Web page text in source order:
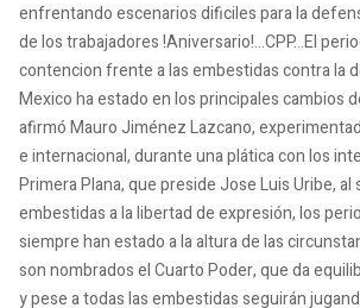
enfrentando escenarios dificiles para la
de los trabajadores !Aniversario!...CPP...El
contencion frente a las embestidas contra la
Mexico ha estado en los principales cambios
afirmó Mauro Jiménez Lazcano,
e internacional, durante una plática con los
Primera Plana, que preside Jose Luis Uribe, al
embestidas a la libertad de expresión, los
siempre han estado a la altura de las
son nombrados el Cuarto Poder, que da
y pese a todas las embestidas seguirán